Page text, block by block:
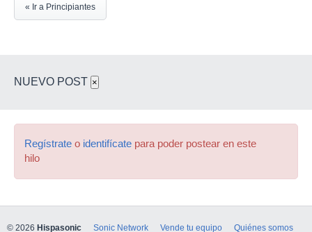
« Ir a Principiantes
NUEVO POST ×
Regístrate o identifícate para poder postear en este
hilo
© 2026 Hispasonic Sonic Network Vende tu equipo Quiénes somos